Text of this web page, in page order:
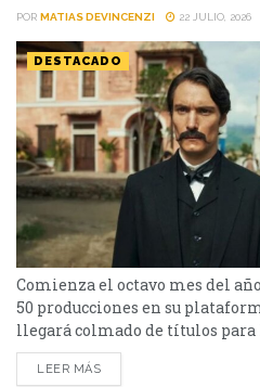
POR MATIAS DEVINCENZI 22 JULIO, 2026
DESTACADO
Comienza el octavo mes del
50 producciones en su
llegará colmado de títulos
destacan: Moria y la segunda
Soledad, además de Toda la
LEER MÁS